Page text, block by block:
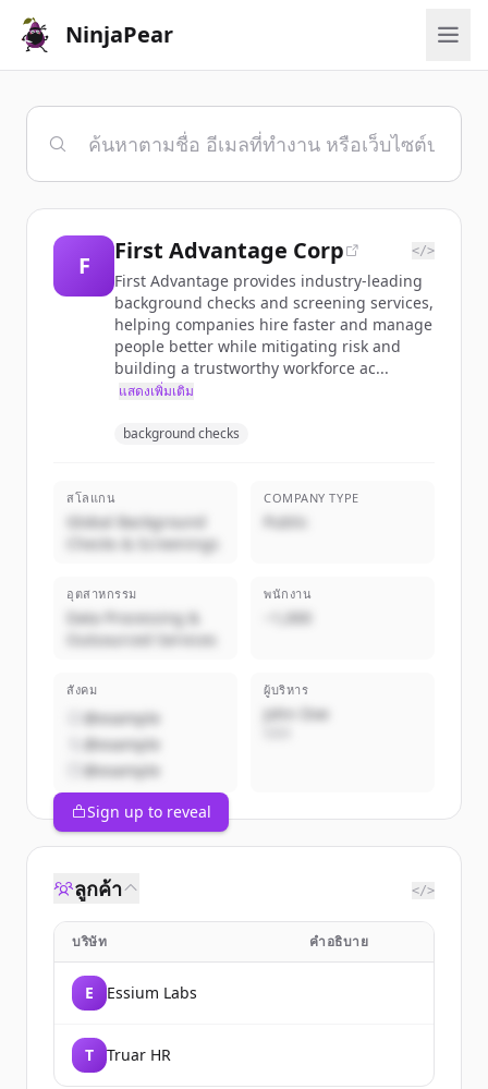
NinjaPear
F
First Advantage Corp </>
First Advantage provides industry-leading
background checks and screening services,
helping companies hire faster and manage
people better while mitigating risk and
building a trustworthy workforce ac...
แสดงเพิ่มเติม
background checks
สโลแกน
Global Background
Checks & Screenings
COMPANY TYPE
Public
อุตสาหกรรม
Data Processing &
Outsourced Services
พนักงาน
~1,000
สังคม
@example
@example
@example
ผู้บริหาร
John Doe
Sign up to reveal
ลูกค้า </>
บริษัท คำอธิบาย
E Essium Labs
T Truar HR